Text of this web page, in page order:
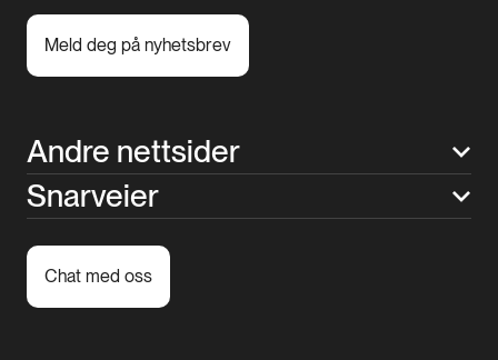
Meld deg på nyhetsbrev
Andre nettsider
Snarveier
Chat med oss